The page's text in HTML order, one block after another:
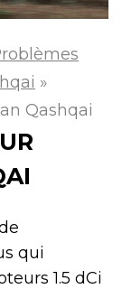
»
Qashqai
qui
1.5 dCi